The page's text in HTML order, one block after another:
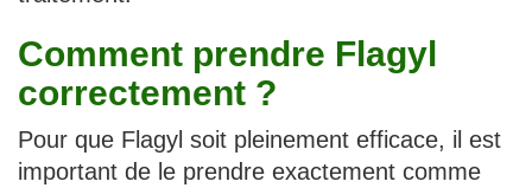
Comment prendre Flagyl
correctement ?
Pour que Flagyl soit pleinement efficace, il est
important de le prendre exactement comme